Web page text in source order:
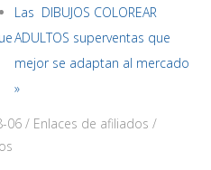
Las DIBUJOS COLOREAR
ADULTOS superventas que
mejor se adaptan al mercado
»
06 / Enlaces de afiliados /